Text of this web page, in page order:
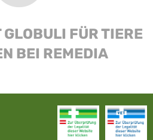
FÜR TIERE
BEI REMEDIA